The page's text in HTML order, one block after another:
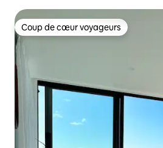
Coup de cœur voyageurs
Coup de cœur voyageurs